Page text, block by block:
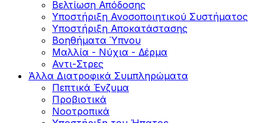
Βελτίωση Απόδοσης
Υποστήριξη Ανοσοποιητικού Συστήματος
Yποστήριξη Αποκατάστασης
Βοηθήματα Ύπνου
Μαλλία - Νύχια - Δέρμα
Αντι-Στρες
Άλλα Διατροφικά Συμπληρώματα
Πεπτικά Ένζυμα
Προβιοτικά
Νοοτροπικά